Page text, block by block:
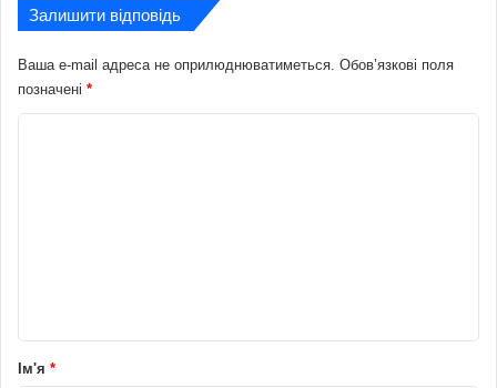
Залишити відповідь
Ваша e-mail адреса не оприлюднюватиметься. Обов’язкові поля
позначені *
рІм'я *